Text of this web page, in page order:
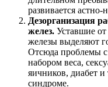
развивается
Дезорганизация
желез. Уставшие
железы выделяют
Отсюда проблемы с
набором веса,
яичников, диабет и
синдроме.